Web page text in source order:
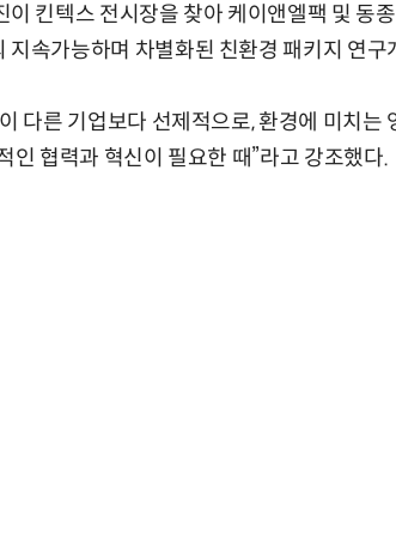
킨텍스 전시장을 찾아 케이앤엘팩 및 동
속가능하며 차별화된 친환경 패키지 연
다른 기업보다 선제적으로, 환경에 미치는
인 협력과 혁신이 필요한 때”라고 강조했다.